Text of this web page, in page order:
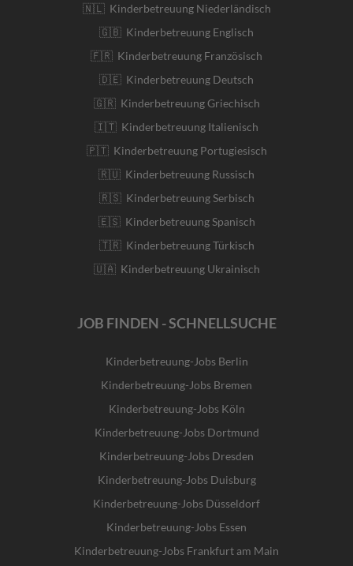
🇳🇱 Kinderbetreuung Niederländisch
🇬🇧 Kinderbetreuung Englisch
🇫🇷 Kinderbetreuung Französisch
🇩🇪 Kinderbetreuung Deutsch
🇬🇷 Kinderbetreuung Griechisch
🇮🇹 Kinderbetreuung Italienisch
🇵🇹 Kinderbetreuung Portugiesisch
🇷🇺 Kinderbetreuung Russisch
🇷🇸 Kinderbetreuung Serbisch
🇪🇸 Kinderbetreuung Spanisch
🇹🇷 Kinderbetreuung Türkisch
🇺🇦 Kinderbetreuung Ukrainisch
JOB FINDEN - SCHNELLSUCHE
Kinderbetreuung-Jobs Berlin
Kinderbetreuung-Jobs Bremen
Kinderbetreuung-Jobs Köln
Kinderbetreuung-Jobs Dortmund
Kinderbetreuung-Jobs Dresden
Kinderbetreuung-Jobs Duisburg
Kinderbetreuung-Jobs Düsseldorf
Kinderbetreuung-Jobs Essen
Kinderbetreuung-Jobs Frankfurt am Main